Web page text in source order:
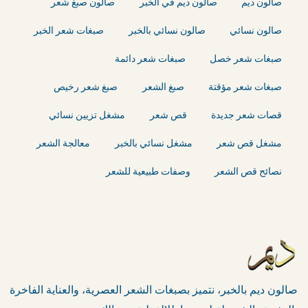
صالون نسائي
صالون نسائي بالخبر
صبغات شعر الخبر
صبغات شعر خصل
صبغات شعر دائمة
صبغات شعر مؤقتة
صبغ الشعر
صبغ شعر رخيص
قصات شعر جديدة
قص شعر
مشغل تزيين نسائي
مشغل قص شعر
مشغل نسائي بالخبر
معالجة الشعر
نصائح قص الشعر
وصفات طبيعية للشعر
صالون ديم بالخبر، نتميز بصبغات الشعر العصرية، والعناية الفاخرة